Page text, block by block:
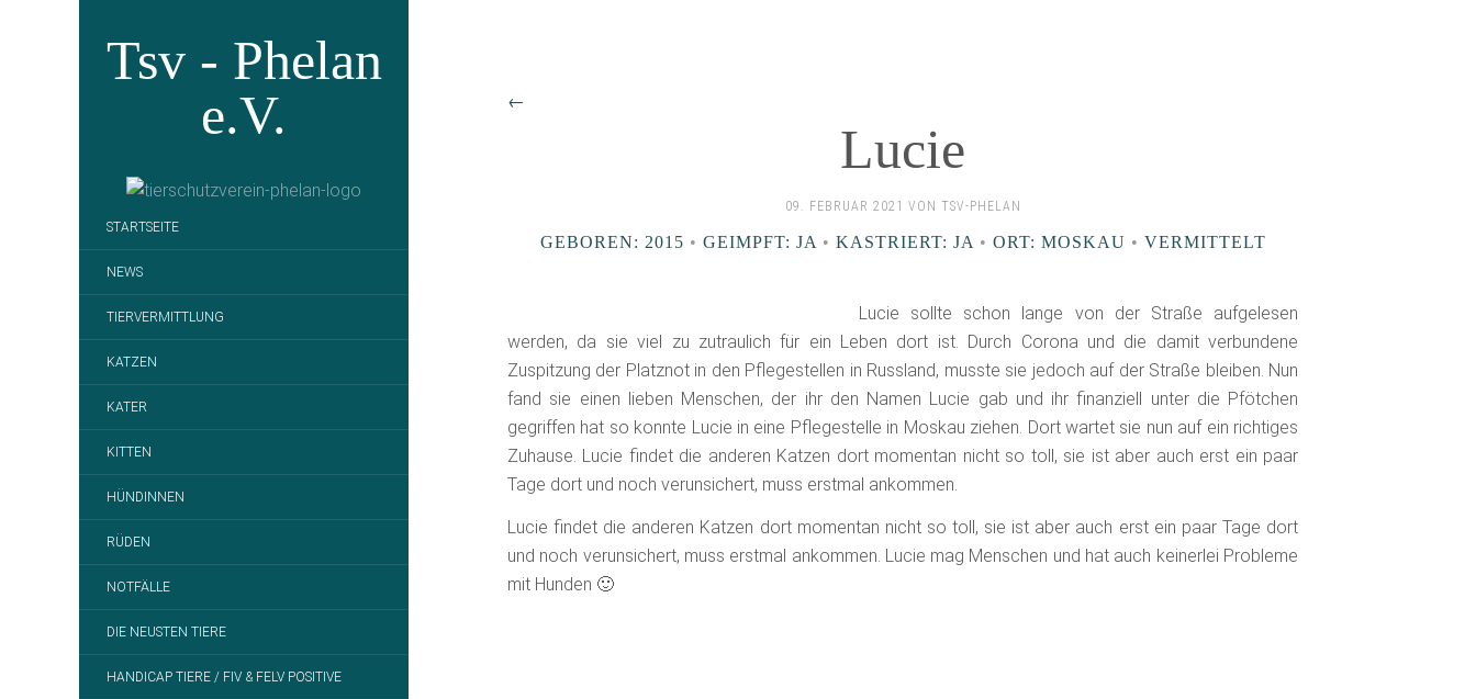
Tsv - Phelan
e.V.
STARTSEITE
NEWS
TIERVERMITTLUNG
KATZEN
KATER
KITTEN
HÜNDINNEN
RÜDEN
NOTFÄLLE
DIE NEUSTEN TIERE
HANDICAP TIERE / FIV & FELV POSITIVE
←
Lucie
09. FEBRUAR 2021 VON TSV-PHELAN
GEBOREN: 2015 • GEIMPFT: JA • KASTRIERT: JA • ORT: MOSKAU • VERMITTELT
Lucie sollte schon lange von der Straße aufgelesen
werden, da sie viel zu zutraulich für ein Leben dort ist. Durch Corona und die damit verbundene
Zuspitzung der Platznot in den Pflegestellen in Russland, musste sie jedoch auf der Straße bleiben. Nun
fand sie einen lieben Menschen, der ihr den Namen Lucie gab und ihr finanziell unter die Pfötchen
gegriffen hat ️so konnte Lucie in eine Pflegestelle in Moskau ziehen. Dort wartet sie nun auf ein richtiges
Zuhause. Lucie findet die anderen Katzen dort momentan nicht so toll, sie ist aber auch erst ein paar
Tage dort und noch verunsichert, muss erstmal ankommen.
Lucie findet die anderen Katzen dort momentan nicht so toll, sie ist aber auch erst ein paar Tage dort
und noch verunsichert, muss erstmal ankommen. Lucie mag Menschen und hat auch keinerlei Probleme
mit Hunden 🙂